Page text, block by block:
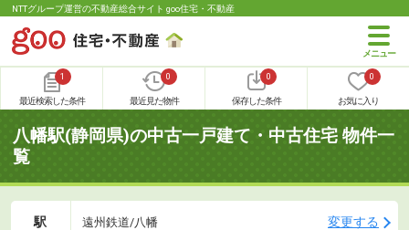
NTTグループ運営の不動産総合サイト goo住宅・不動産
1
最近検索した条件
0
最近見た物件
0
保存した条件
0
お気に入り
八幡駅(静岡県)の中古一戸建て・中古住宅 物件一
覧
駅 遠州鉄道/八幡 変更する